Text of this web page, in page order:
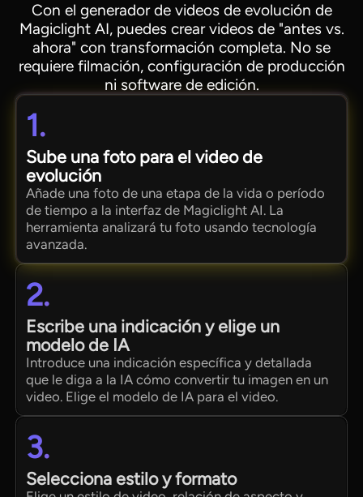
Con el generador de videos de evolución de
Magiclight AI, puedes crear videos de "antes vs.
ahora" con transformación completa. No se
requiere filmación, configuración de producción
ni software de edición.
1.
Sube una foto para el video de
evolución
Añade una foto de una etapa de la vida o período
de tiempo a la interfaz de Magiclight AI. La
herramienta analizará tu foto usando tecnología
avanzada.
2.
Escribe una indicación y elige un
modelo de IA
Introduce una indicación específica y detallada
que le diga a la IA cómo convertir tu imagen en un
video. Elige el modelo de IA para el video.
3.
Selecciona estilo y formato